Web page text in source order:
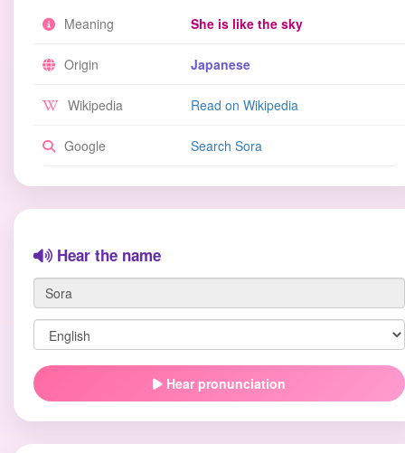
Meaning She is like the sky
Origin Japanese
Wikipedia Read on Wikipedia
Google Search Sora
Hear the name
Hear pronunciation